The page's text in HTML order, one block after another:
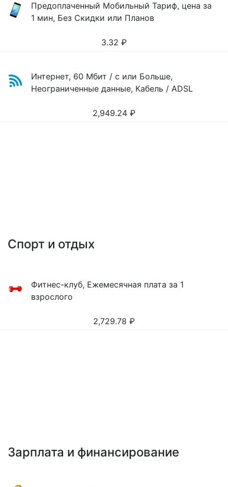
Предоплаченный Мобильный Тариф, цена за
1 мин, Без Скидки или Планов
3.32 ₽
Интернет, 60 Мбит / с или Больше,
Неограниченные данные, Кабель / ADSL
2,949.24 ₽
Спорт и отдых
Фитнес-клуб, Ежемесячная плата за 1
взрослого
2,729.78 ₽
Зарплата и финансирование